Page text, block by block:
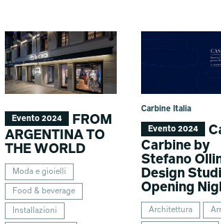
Evento 2024
FROM
ARGENTINA TO
THE WORLD
Moda e gioielli
Food & beverage
Installazioni
Carbine Italia
Evento 2024
Carbine by
Stefano
Design
Opening
Architettura